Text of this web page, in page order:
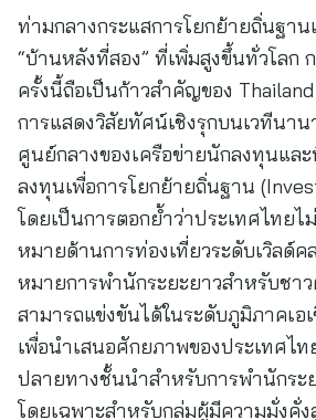
ท่ามกลางกระแสการโยกย้ายถิ่นฐาน
“บ้านหลังที่สอง” ที่เพิ่มสูงขึ้นทั่วโลก
ครั้งนี้ถือเป็นก้าวสำคัญของ
การแสดงวิสัยทัศน์เชิงรุกบนเวทีนา
ศูนย์กลางของเครือข่ายนักลงทุนแล
ลงทุนเพื่อการโยกย้ายถิ่นฐาน
โดยเป็นการตอกย้ำว่าประเทศไทยไ
หมายด้านการท่องเที่ยวระดับเวิลด์
หมายการพำนักระยะยาวสำหรับชา
สามารถแข่งขันได้ในระดับภูมิภาคเอ
เพื่อนำเสนอศักยภาพของประเทศไ
ปลายทางชั้นนำสำหรับการพำนักระ
โดยเฉพาะสำหรับกลุ่มผู้มีความมั่งคั่ง